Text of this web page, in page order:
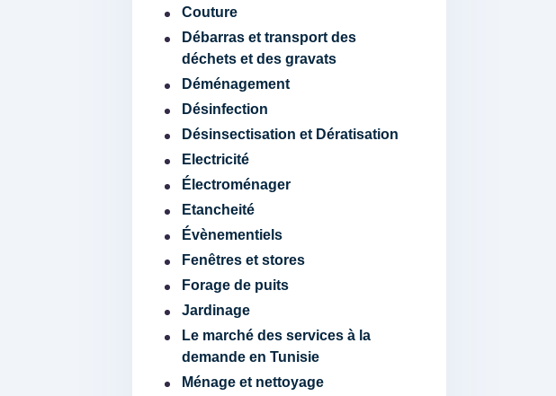
Couture
Débarras et transport des
déchets et des gravats
Déménagement
Désinfection
Désinsectisation et Dératisation
Electricité
Électroménager
Etancheité
Évènementiels
Fenêtres et stores
Forage de puits
Jardinage
Le marché des services à la
demande en Tunisie
Ménage et nettoyage